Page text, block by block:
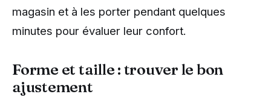
magasin et à les porter pendant quelques
minutes pour évaluer leur confort.
Forme et taille : trouver le bon
ajustement